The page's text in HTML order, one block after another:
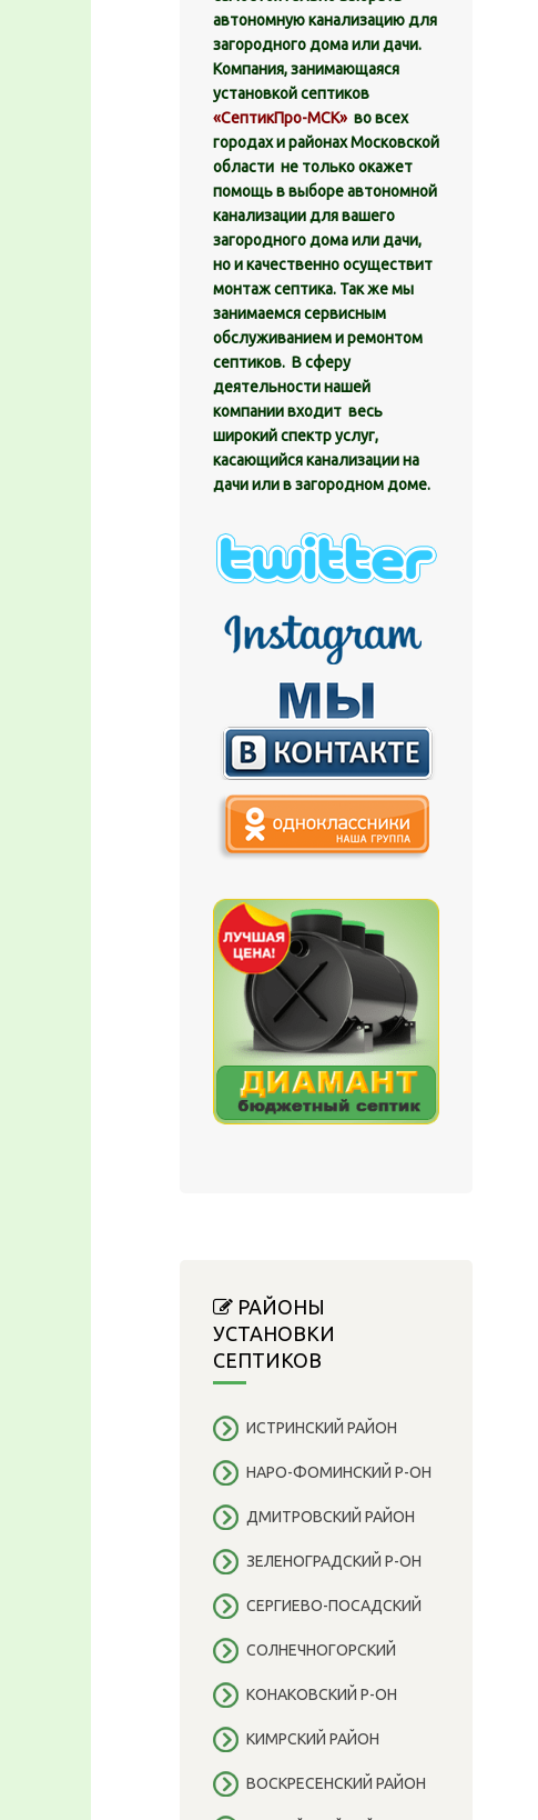
автономную канализацию для
загородного дома или дачи.
Компания, занимающаяся
установкой септиков
«СептикПро-МСК» во всех
городах и районах Московской
области не только окажет
помощь в выборе автономной
канализации для вашего
загородного дома или дачи,
но и качественно осуществит
монтаж септика. Так же мы
занимаемся сервисным
обслуживанием и ремонтом
септиков. В сферу
деятельности нашей
компании входит весь
широкий спектр услуг,
касающийся канализации на
дачи или в загородном доме.
РАЙОНЫ
УСТАНОВКИ
СЕПТИКОВ
ИСТРИНСКИЙ РАЙОН
НАРО-ФОМИНСКИЙ Р-ОН
ДМИТРОВСКИЙ РАЙОН
ЗЕЛЕНОГРАДСКИЙ Р-ОН
СЕРГИЕВО-ПОСАДСКИЙ
СОЛНЕЧНОГОРСКИЙ
КОНАКОВСКИЙ Р-ОН
КИМРСКИЙ РАЙОН
ВОСКРЕСЕНСКИЙ РАЙОН